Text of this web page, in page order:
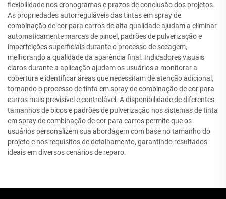
flexibilidade nos cronogramas e prazos de conclusão dos projetos.
As propriedades autorreguláveis das tintas em spray de
combinação de cor para carros de alta qualidade ajudam a eliminar
automaticamente marcas de pincel, padrões de pulverização e
imperfeições superficiais durante o processo de secagem,
melhorando a qualidade da aparência final. Indicadores visuais
claros durante a aplicação ajudam os usuários a monitorar a
cobertura e identificar áreas que necessitam de atenção adicional,
tornando o processo de tinta em spray de combinação de cor para
carros mais previsível e controlável. A disponibilidade de diferentes
tamanhos de bicos e padrões de pulverização nos sistemas de tinta
em spray de combinação de cor para carros permite que os
usuários personalizem sua abordagem com base no tamanho do
projeto e nos requisitos de detalhamento, garantindo resultados
ideais em diversos cenários de reparo.